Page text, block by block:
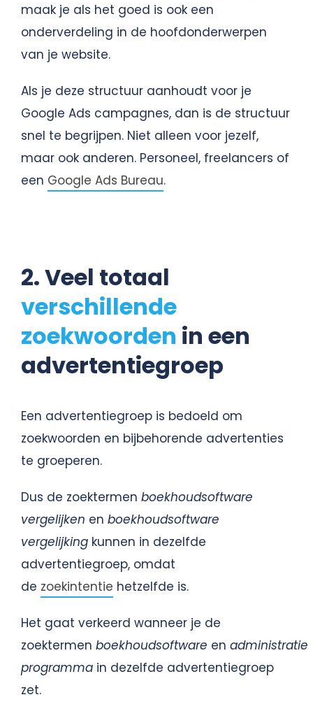
maak je als het goed is ook een
onderverdeling in de hoofdonderwerpen
van je website.
Als je deze structuur aanhoudt voor je
Google Ads campagnes, dan is de structuur
snel te begrijpen. Niet alleen voor jezelf,
maar ook anderen. Personeel, freelancers of
een Google Ads Bureau.
2. Veel totaal
verschillende
zoekwoorden in een
advertentiegroep
Een advertentiegroep is bedoeld om
zoekwoorden en bijbehorende advertenties
te groeperen.
Dus de zoektermen boekhoudsoftware
vergelijken en boekhoudsoftware
vergelijkingkunnen in dezelfde
advertentiegroep, omdat
de zoekintentie hetzelfde is.
Het gaat verkeerd wanneer je de
zoektermen boekhoudsoftware en administratie
programmain dezelfde advertentiegroep
zet.